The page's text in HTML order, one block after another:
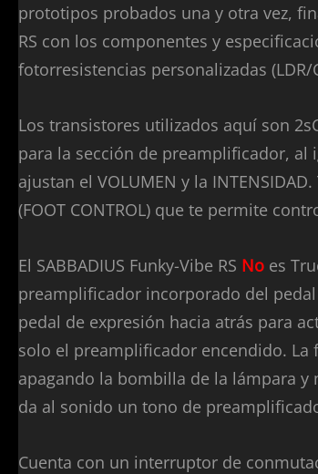
prototipos probados una y otra vez,
RS con los componentes y
fotorresistencias personalizadas
Los transistores utilizados aquí son
para la sección de preamplificador, al
ajustan el VOLUMEN y la
(FOOT CONTROL) que te permite
El SABBADIUS Funky-Vibe RS No es
preamplificador incorporado del
pedal de expresión hacia atrás para
solo el preamplificador encendido.
apagando la bombilla de la lámpara
da al sonido un tono de
Cuenta con un interruptor de